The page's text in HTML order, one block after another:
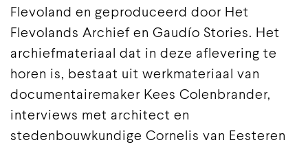
Flevoland en geproduceerd door Het
Flevolands Archief en Gaudío Stories. Het
archiefmateriaal dat in deze aflevering te
horen is, bestaat uit werkmateriaal van
documentairemaker Kees Colenbrander,
interviews met architect en
stedenbouwkundige Cornelis van Eesteren